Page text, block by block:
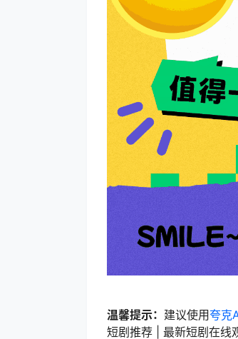
温馨提示： 建议使用夸克
短剧推荐 | 最新短剧在线